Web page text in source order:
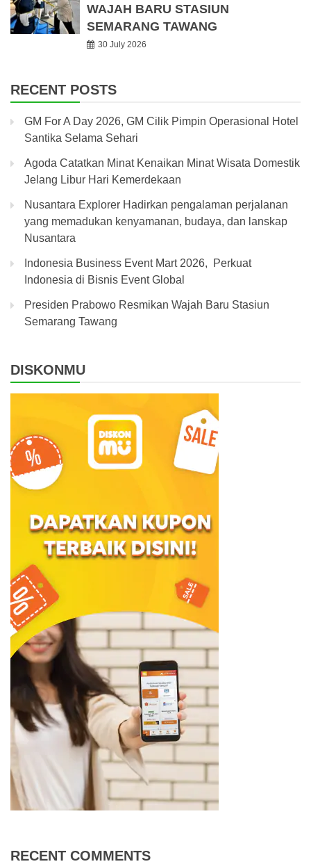
WAJAH BARU STASIUN
SEMARANG TAWANG
30 July 2026
RECENT POSTS
GM For A Day 2026, GM Cilik Pimpin Operasional Hotel
Santika Selama Sehari
Agoda Catatkan Minat Kenaikan Minat Wisata Domestik
Jelang Libur Hari Kemerdekaan
Nusantara Explorer Hadirkan pengalaman perjalanan
yang memadukan kenyamanan, budaya, dan lanskap
Nusantara
Indonesia Business Event Mart 2026, Perkuat
Indonesia di Bisnis Event Global
Presiden Prabowo Resmikan Wajah Baru Stasiun
Semarang Tawang
DISKONMU
RECENT COMMENTS